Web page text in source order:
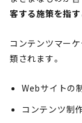
客する施策を指
コンテンツマー
類されます。
Webサイトの
コンテンツ制